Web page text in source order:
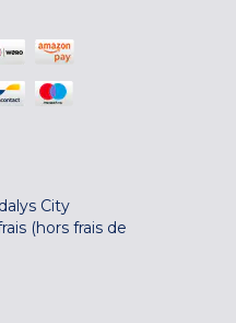
City
(hors frais de